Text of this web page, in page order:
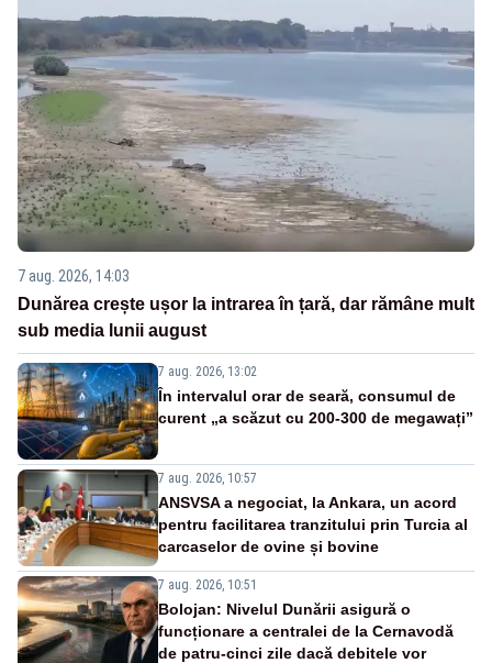
7 aug. 2026, 14:03
Dunărea crește ușor la intrarea în țară, dar rămâne mult
sub media lunii august
7 aug. 2026, 13:02
În intervalul orar de seară, consumul de
curent „a scăzut cu 200-300 de megawați”
7 aug. 2026, 10:57
ANSVSA a negociat, la Ankara, un acord
pentru facilitarea tranzitului prin Turcia al
carcaselor de ovine și bovine
7 aug. 2026, 10:51
Bolojan: Nivelul Dunării asigură o
funcționare a centralei de la Cernavodă
de patru-cinci zile dacă debitele vor